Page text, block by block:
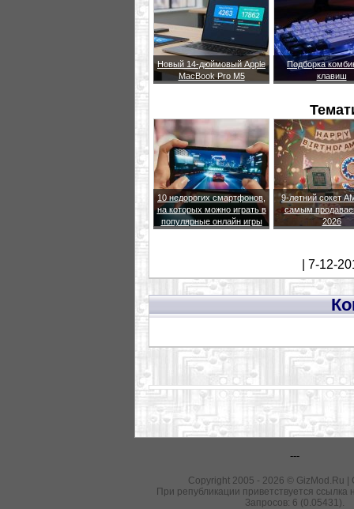
Новый 14-дюймовый Apple
MacBook Pro M5
Подборка
клавиш
10 недорогих смартфонов,
на которых можно играть в
популярные онлайн игры
9-летний сокет
самым
2026
| 7-12-
---
Copyright 2005 - 2026 © GizMod.Ru |
При републикации приветствуется ссылка
Запросов: 6 (0.05431).